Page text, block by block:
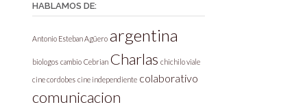
HABLAMOS DE:
Antonio Esteban Agüero argentina
biologos cambio Cebrian Charlas chichilo viale
cine cordobes cine independiente colaborativo
comunicacion